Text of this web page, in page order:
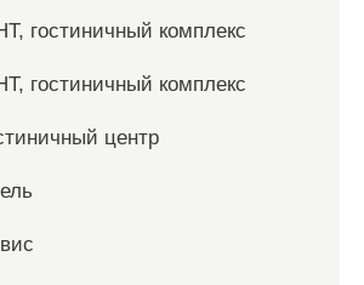
гостиничный комплекс
гостиничный комплекс
центр